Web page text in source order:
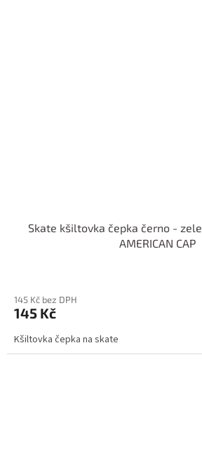
Skate kšiltovka čepka černo -
AMERICAN CAP
145 Kč bez DPH
145 Kč
Kšiltovka čepka na skate